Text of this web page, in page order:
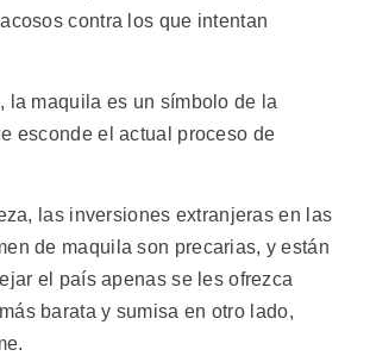
contra los que intentan
la maquila es un símbolo de la
esconde el actual proceso de
las inversiones extranjeras en las
de maquila son precarias, y están
el país apenas se les ofrezca
barata y sumisa en otro lado,